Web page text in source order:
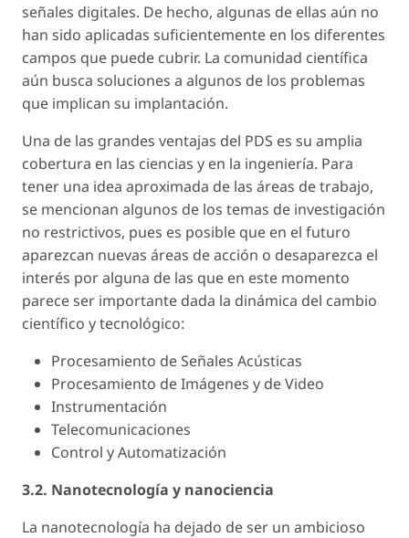
señales digitales. De hecho, algunas de ellas aún no
han sido aplicadas suficientemente en los diferentes
campos que puede cubrir. La comunidad científica
aún busca soluciones a algunos de los problemas
que implican su implantación.
Una de las grandes ventajas del PDS es su amplia
cobertura en las ciencias y en la ingeniería. Para
tener una idea aproximada de las áreas de trabajo,
se mencionan algunos de los temas de investigación
no restrictivos, pues es posible que en el futuro
aparezcan nuevas áreas de acción o desaparezca el
interés por alguna de las que en este momento
parece ser importante dada la dinámica del cambio
científico y tecnológico:
Procesamiento de Señales Acústicas
Procesamiento de Imágenes y de Video
Instrumentación
Telecomunicaciones
Control y Automatización
3.2. Nanotecnología y nanociencia
La nanotecnología ha dejado de ser un ambicioso